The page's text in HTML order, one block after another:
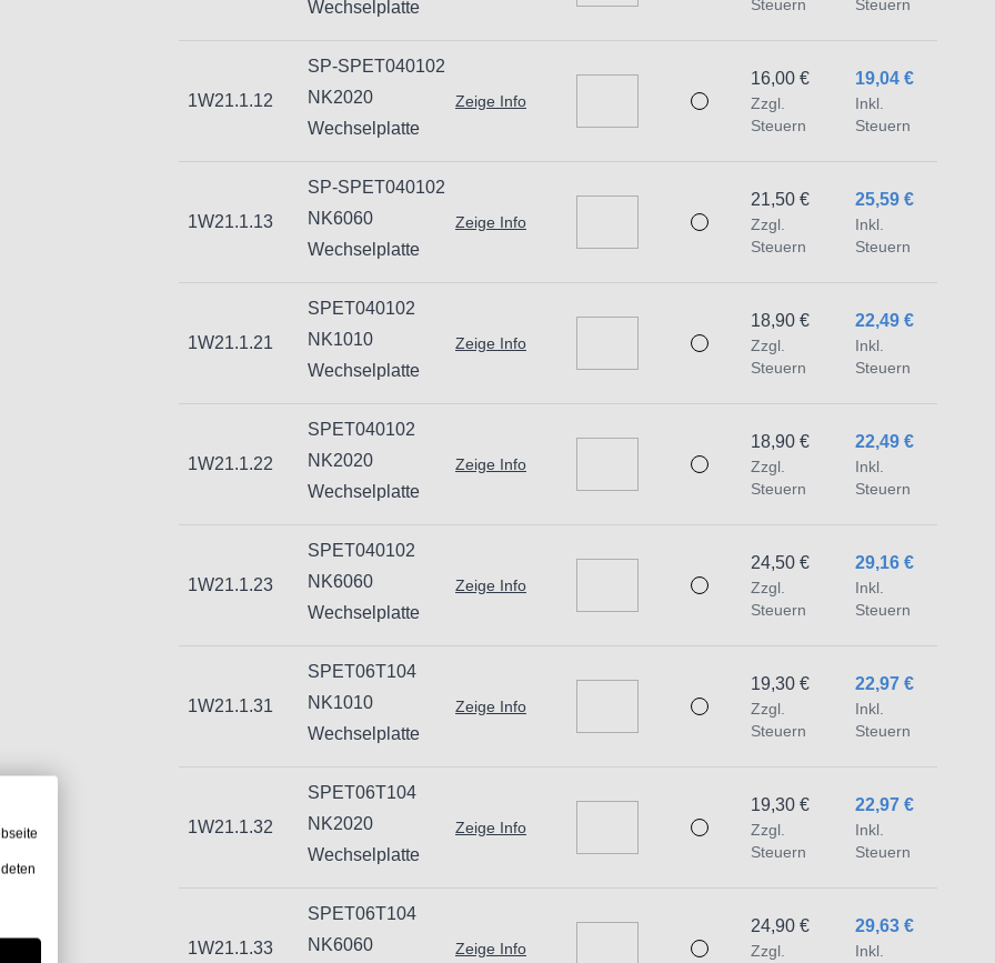
Bestell-Nr. Typ Material Beschichtung
1W21.1.33 SPET06T104 NK6060 M20 TiALN
Informationen zur Produktsicherheit:
Nur für technisch versierte und mit dem Produkt vertraute Anwender sowie
Handwerker geeignet.
Unsachgemäße Verwendung kann zu Schäden und Verletzungen führen.
Importeur/Hersteller:
Hogetex/Kometex B.V., Gesinkkampstraat 1,7051 HR Varsseveld/ Netherlands,
Wechselplatte
Steuern
Steuern
1W21.1.12
SP-SPET040102
NK2020
Wechselplatte
Zeige Info
19,04 €
Inkl.
Steuern
16,00 €
Zzgl.
Steuern
1W21.1.13
SP-SPET040102
NK6060
Wechselplatte
Zeige Info
25,59 €
Inkl.
Steuern
21,50 €
Zzgl.
Steuern
1W21.1.21
SPET040102
NK1010
Wechselplatte
Zeige Info
22,49 €
Inkl.
Steuern
18,90 €
Zzgl.
Steuern
1W21.1.22
SPET040102
NK2020
Wechselplatte
Zeige Info
22,49 €
Inkl.
Steuern
18,90 €
Zzgl.
Steuern
1W21.1.23
SPET040102
NK6060
Wechselplatte
Zeige Info
29,16 €
Inkl.
Steuern
24,50 €
Zzgl.
Steuern
1W21.1.31
SPET06T104
NK1010
Wechselplatte
Zeige Info
22,97 €
Inkl.
Steuern
19,30 €
Zzgl.
Steuern
1W21.1.32
SPET06T104
NK2020
Wechselplatte
Zeige Info
22,97 €
Inkl.
Steuern
19,30 €
Zzgl.
Steuern
1W21.1.33
SPET06T104
NK6060
Zeige Info
29,63 €
Inkl.
24,90 €
Zzgl.